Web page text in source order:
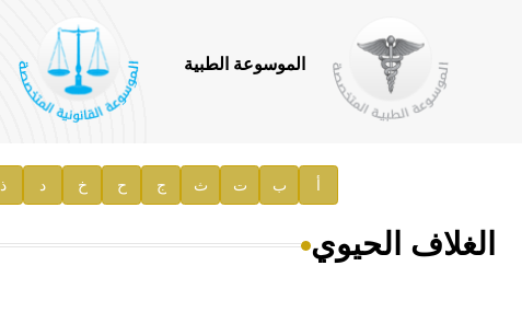
توصيات مجلس الإدارة
صدور المجلد السابع من موسوعة الآثار في سورية
إعلان..
هيئة الموسوعة العربية تطلق موسوعات جديدة في عام 2026
الموسوعة الطبية
أ ب ت ث ج ح خ د ذ
الغلاف الحيوي